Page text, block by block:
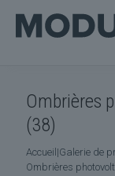
Ombrières
(38)
Accueil|Galerie de
Ombrières